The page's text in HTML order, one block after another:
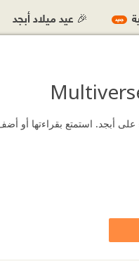
جديد 🎉 عيد ميلاد أبجد